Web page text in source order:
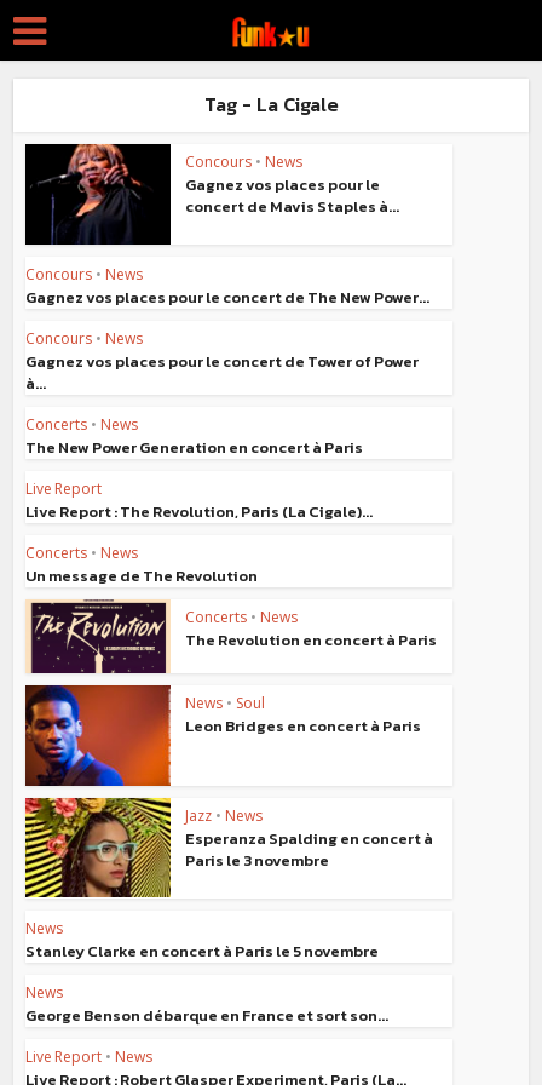
Tag - La Cigale
Concours • News
Gagnez vos places pour le
concert de Mavis Staples à...
Concours • News
Gagnez vos places pour le concert de The New Power...
Concours • News
Gagnez vos places pour le concert de Tower of Power
à...
Concerts • News
The New Power Generation en concert à Paris
Live Report
Live Report : The Revolution, Paris (La Cigale)...
Concerts • News
Un message de The Revolution
Concerts • News
The Revolution en concert à Paris
News • Soul
Leon Bridges en concert à Paris
Jazz • News
Esperanza Spalding en concert à
Paris le 3 novembre
News
Stanley Clarke en concert à Paris le 5 novembre
News
George Benson débarque en France et sort son...
Live Report • News
Live Report : Robert Glasper Experiment, Paris (La...